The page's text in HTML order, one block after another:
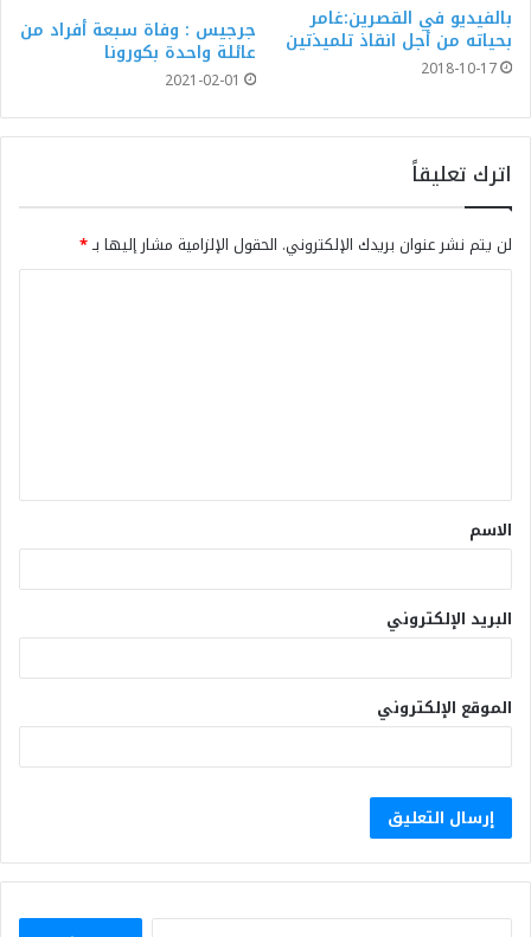
بالفيديو في القصرين:غامر
بحياته من أجل انقاذ تلميذتين
2018-10-17
جرجيس : وفاة سبعة أفراد من
عائلة واحدة بكورونا
2021-02-01
اترك تعليقاً
لن يتم نشر عنوان بريدك الإلكتروني. الحقول الإلزامية مشار إليها بـ*
الاسم
البريد الإلكتروني
الموقع الإلكتروني
البحث